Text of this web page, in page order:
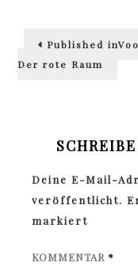
Published in
Der rote Raum
Deine E-Mail-
veröffentlicht.
markiert
KOMMENTAR *